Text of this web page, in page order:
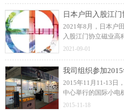
日本户田入股江
2021年8月，日本户
入股江门协立磁业高
司磁粒料的供应商，
2021-09-01
2015年11月11-13日
中心举行的国际小电
上，我司与众多国内
2015-11-18